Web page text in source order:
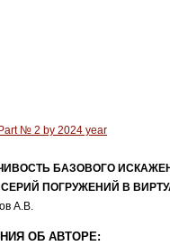
Part № 2 by 2024 year
БАЗОВОГО
СЕРИЙ ПОГРУЖЕНИЙ В
А.В.
ОБ АВТОРЕ: